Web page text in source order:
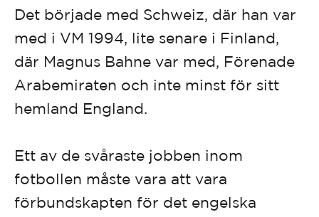
Det började med Schweiz, där han var
med i VM 1994, lite senare i Finland,
där Magnus Bahne var med, Förenade
Arabemiraten och inte minst för sitt
hemland England.
Ett av de svåraste jobben inom
fotbollen måste vara att vara
förbundskapten för det engelska